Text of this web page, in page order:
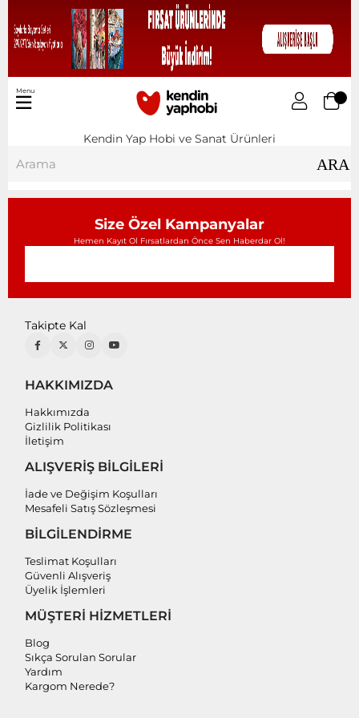
Kendin Yap Hobi ve Sanat Ürünleri
Menu
Size Özel Kampanyalar
Hemen Kayıt Ol Fırsatlardan Önce Sen Haberdar Ol!
Takipte Kal
HAKKIMIZDA
Hakkımızda
Gizlilik Politikası
İletişim
ALIŞVERİŞ BİLGİLERİ
İade ve Değişim Koşulları
Mesafeli Satış Sözleşmesi
BİLGİLENDİRME
Teslimat Koşulları
Güvenli Alışveriş
Üyelik İşlemleri
MÜŞTERİ HİZMETLERİ
Blog
Sıkça Sorulan Sorular
Yardım
Kargom Nerede?